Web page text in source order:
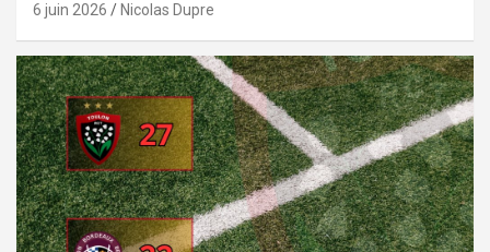
6 juin 2026 Nicolas Dupre